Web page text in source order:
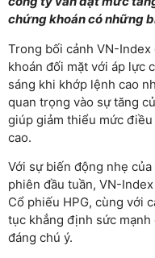
chứng khoán có những
Trong bối cảnh VN-
khoán đối mặt với áp lực
sáng khi khớp lệnh cao
quan trọng vào sự tăng
giúp giảm thiểu mức
cao.
Với sự biến động nhẹ
phiên đầu tuần, VN-
Cổ phiếu HPG, cùng với
tục khẳng định sức
đáng chú ý.